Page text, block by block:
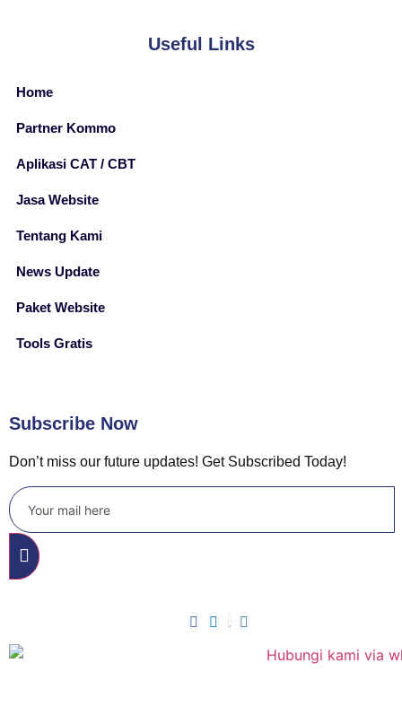
Useful Links
Home
Partner Kommo
Aplikasi CAT / CBT
Jasa Website
Tentang Kami
News Update
Paket Website
Tools Gratis
Subscribe Now
Don’t miss our future updates! Get Subscribed Today!